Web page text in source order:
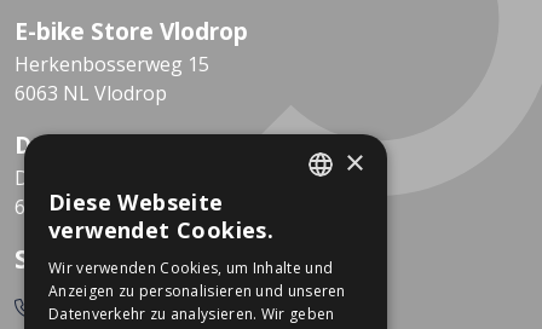
E-bike Store Vlodrop
Herkenbosserweg 15
6063 NL Vlodrop
Dekkers Valkenburg
De Leeuwhof 7
6301 KZ Valkenburg
So erreichen Sie uns
0478-532166
×
Diese Webseite
verwendet Cookies.
Wir verwenden Cookies, um Inhalte und
Anzeigen zu personalisieren und unseren
Datenverkehr zu analysieren. Wir geben